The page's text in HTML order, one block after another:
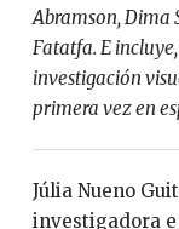
Abramson, Dima
Fatatfa. E
investigación
primera vez en
Júlia Nueno
investigadora